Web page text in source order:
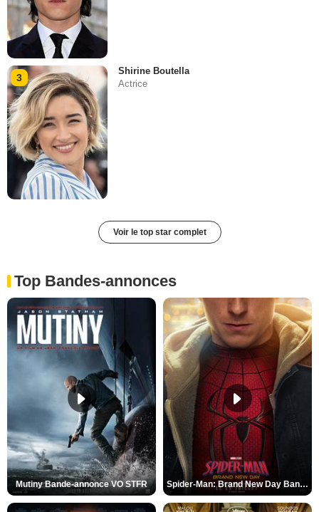
3
Shirine Boutella
Actrice
Voir le top star complet
Top Bandes-annonces
Mutiny Bande-annonce VO STFR Spider-Man: Brand New Day Bande-annonce VO STFR